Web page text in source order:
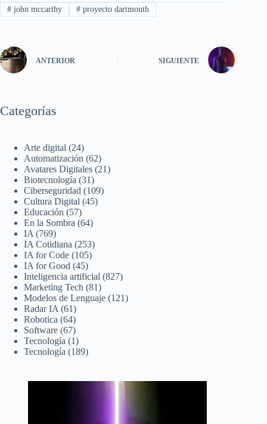
#john mccarthy #proyecto dartmouth
ANTERIOR SIGUIENTE
Categorías
Arte digital (24)
Automatización (62)
Avatares Digitales (21)
Biotecnología (31)
Ciberseguridad (109)
Cultura Digital (45)
Educación (57)
En la Sombra (64)
IA (769)
IA Cotidiana (253)
IA for Code (105)
IA for Good (45)
Inteligencia artificial (827)
Marketing Tech (81)
Modelos de Lenguaje (121)
Radar IA (61)
Robotica (64)
Software (67)
Tecnología (1)
Tecnología (189)